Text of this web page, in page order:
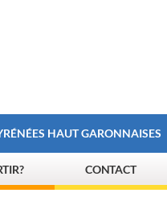
HAUT GARONNAISES
CONTACT